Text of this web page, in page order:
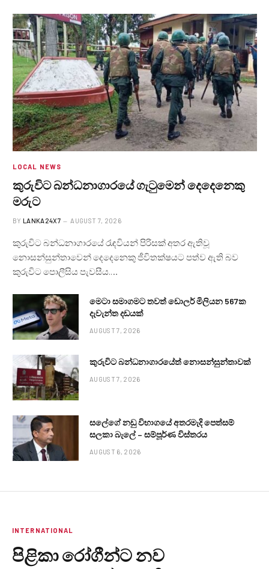
LOCAL NEWS
කුරුවිට බන්ධනාගාරයේ ගැටුමෙන් දෙදෙනෙකු
මරුට
BY LANKA24X7 AUGUST 7, 2026
කුරුවිට බන්ධනාගාරයේ රැඳවියන් පිරිසක් අතර ඇතිවූ
නොසන්සුන්තාවෙන් දෙදෙනෙකු ජීවිතක්ෂයට පත්ව ඇති බව
කුරුවිට පොලීසිය පැවසීය.…
මෙටා සමාගමට තවත් ඩොලර් මිලියන 567ක
දැවැන්ත දඩයක්
AUGUST 7, 2026
කුරුවිට බන්ධනාගාරයේත් නොසන්සුන්තාවක්
AUGUST 7, 2026
සලේගේ නඩු විභාගයේ අතරමැදි පෙත්සම්
සලකා බැලේ – සම්පූර්ණ විස්තරය
AUGUST 6, 2026
INTERNATIONAL
පිළිකා රෝගීන්ට නව